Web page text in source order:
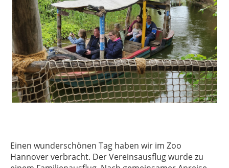
Einen wunderschönen Tag haben wir im Zoo
Hannover verbracht. Der Vereinsausflug wurde zu